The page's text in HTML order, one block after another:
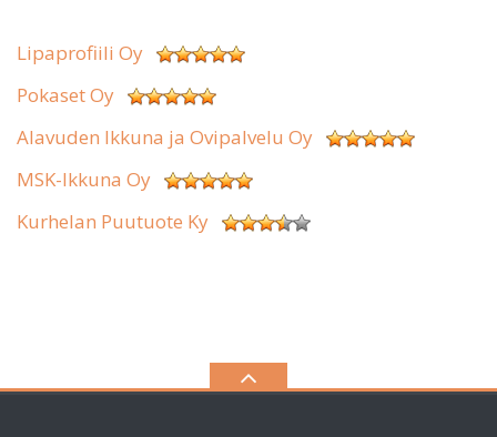
Lipaprofiili Oy
Pokaset Oy
Alavuden Ikkuna ja Ovipalvelu Oy
MSK-Ikkuna Oy
Kurhelan Puutuote Ky